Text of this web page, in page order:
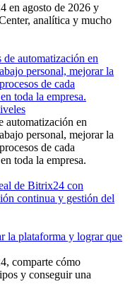
en agosto de 2026 y
analítica y mucho
automatización en
personal, mejorar la
de cada
toda la empresa.
la plataforma y lograr que
comparte cómo
y conseguir una